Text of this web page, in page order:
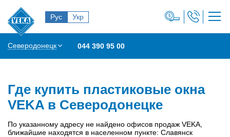
Рус Укр
Северодонецк 044 390 95 00
Где купить пластиковые окна
VEKA в Северодонецке
По указанному адресу не найдено офисов продаж VEKA,
ближайшие находятся в населенном пункте: Славянск